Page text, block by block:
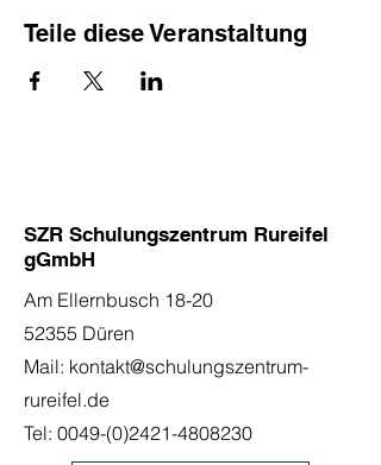
Teile diese Veranstaltung
SZR Schulungszentrum Rureifel
gGmbH
Am Ellernbusch 18-20
52355 Düren
Mail: kontakt@schulungszentrum-
rureifel.de
Tel: 0049-(0)2421-4808230